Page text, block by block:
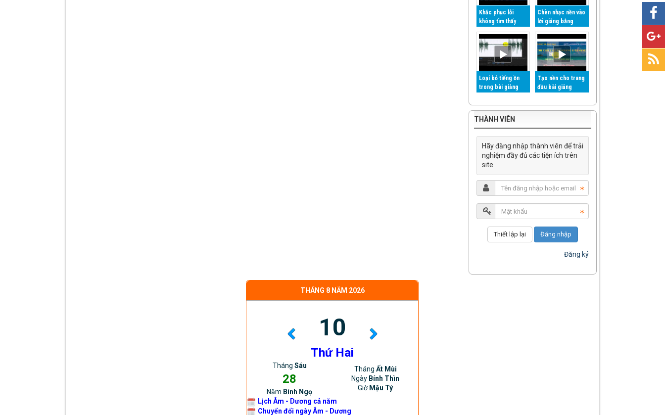
Khắc phục lỗi
không tìm thấy
kịch bản iSpring
suite 8 và Violet
Chèn nhạc nền vào
lời giảng bằng
phần mềm Adobe
Audition CC
Loại bỏ tiếng ồn
trong bài giảng
phần mềm Adobe
Audition
Tạo nền cho trang
đầu bài giảng
THÀNH VIÊN
Hãy đăng nhập thành viên để trải
nghiệm đầy đủ các tiện ích trên
site
Đăng nhập
Đăng ký
THÁNG 8 NĂM 2026
10
Thứ Hai
Tháng Sáu
28
Năm Bính Ngọ
Tháng Ất Mùi
Ngày Bính Thìn
Giờ Mậu Tý
Lịch Âm - Dương cả năm
Chuyển đổi ngày Âm - Dương